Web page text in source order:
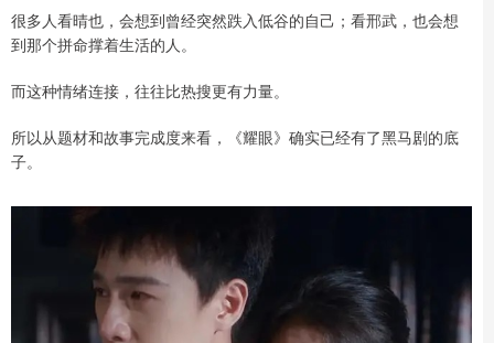
很多人看晴也，会想到曾经突然跌入低谷的自己；看邢武，也会想
到那个拼命撑着生活的人。
而这种情绪连接，往往比热搜更有力量。
所以从题材和故事完成度来看，《耀眼》确实已经有了黑马剧的底
子。